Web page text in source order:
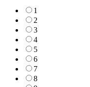
1
2
3
4
5
6
7
8